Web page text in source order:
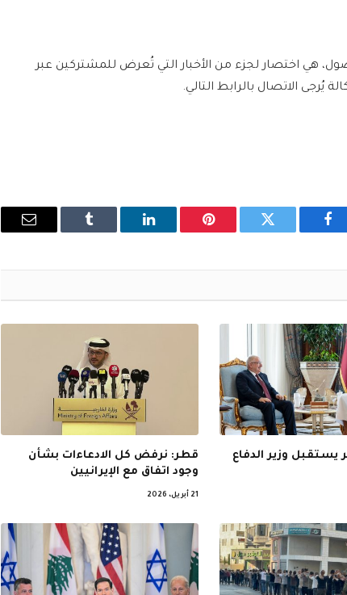
هي اختصار لجزء من الأخبار التي تُعرض للمشتركين عبر
فيسبوك تويتر بينتيريستلينكدإن Tumblr
البريد
يستقبل وزير الدفاع
قطر: نرفض كل الادعاءات بشأن
وجود اتفاق مع الإيرانيين
21 أبريل، 2026